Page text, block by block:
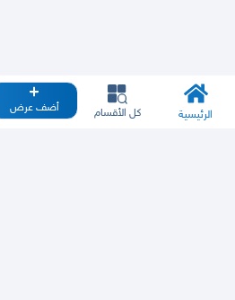
الرئيسية كل الأقسام أضف عرض